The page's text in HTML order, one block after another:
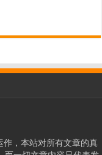
，本站对所有文章的真